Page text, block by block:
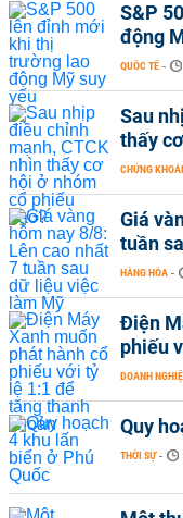
S&P
động
QUỐC TẾ -
Sau
thấy
CHỨNG
Giá
tuần
HÀNG HÓA -
Điện
phiếu
DOANH
Quy
THỜI SỰ -